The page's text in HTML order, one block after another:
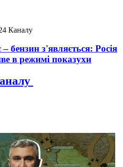
Каналу
бензин з'являється: Росія
в режимі показухи